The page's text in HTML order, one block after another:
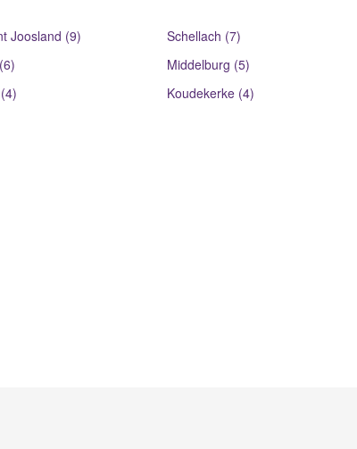
Joosland (9) Schellach (7)
Middelburg (5)
Koudekerke (4)